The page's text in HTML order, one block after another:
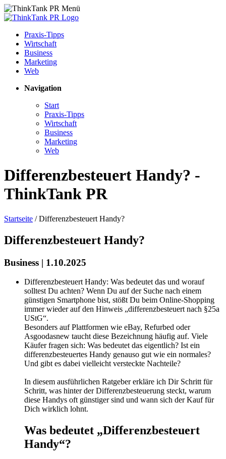
Praxis-Tipps
Wirtschaft
Business
Marketing
Web
Navigation
Start
Praxis-Tipps
Wirtschaft
Business
Marketing
Web
Differenzbesteuert Handy? -
ThinkTank PR
Startseite / Differenzbesteuert Handy?
Differenzbesteuert Handy?
Business | 1.10.2025
Differenzbesteuert Handy: Was bedeutet das und worauf
solltest Du achten? Wenn Du auf der Suche nach einem
günstigen Smartphone bist, stößt Du beim Online-Shopping
immer wieder auf den Hinweis „differenzbesteuert nach §25a
UStG“.
Besonders auf Plattformen wie eBay, Refurbed oder
Asgoodasnew taucht diese Bezeichnung häufig auf. Viele
Käufer fragen sich: Was bedeutet das eigentlich? Ist ein
differenzbesteuertes Handy genauso gut wie ein normales?
Und gibt es dabei vielleicht versteckte Nachteile?
In diesem ausführlichen Ratgeber erkläre ich Dir Schritt für
Schritt, was hinter der Differenzbesteuerung steckt, warum
diese Handys oft günstiger sind und wann sich der Kauf für
Dich wirklich lohnt.
Was bedeutet „Differenzbesteuert
Handy“?